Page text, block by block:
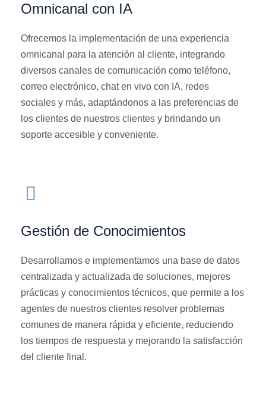
Omnicanal con IA
Ofrecemos la implementación de una experiencia
omnicanal para la atención al cliente, integrando
diversos canales de comunicación como teléfono,
correo electrónico, chat en vivo con IA, redes
sociales y más, adaptándonos a las preferencias de
los clientes de nuestros clientes y brindando un
soporte accesible y conveniente.
Gestión de Conocimientos
Desarrollamos e implementamos una base de datos
centralizada y actualizada de soluciones, mejores
prácticas y conocimientos técnicos, que permite a los
agentes de nuestros clientes resolver problemas
comunes de manera rápida y eficiente, reduciendo
los tiempos de respuesta y mejorando la satisfacción
del cliente final.